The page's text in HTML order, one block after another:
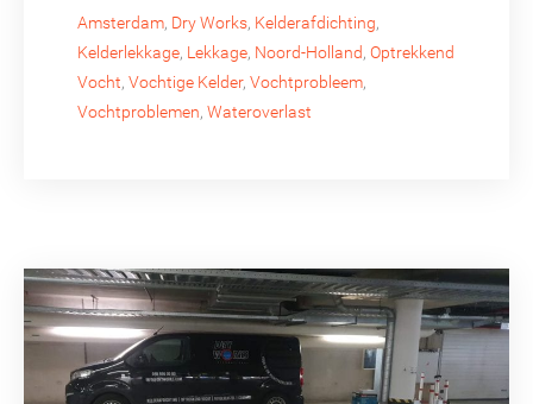
Amsterdam, Dry Works, Kelderafdichting,
Kelderlekkage, Lekkage, Noord-Holland, Optrekkend
Vocht, Vochtige Kelder, Vochtprobleem,
Vochtproblemen, Wateroverlast